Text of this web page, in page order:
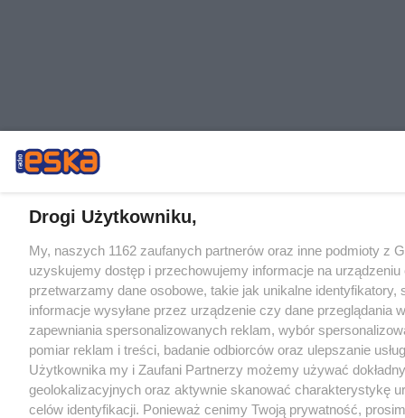
Drogi Użytkowniku,
My, naszych 1162 zaufanych partnerów oraz inne podmioty z
uzyskujemy dostęp i przechowujemy informacje na urządzeniu
przetwarzamy dane osobowe, takie jak unikalne identyfikatory,
informacje wysyłane przez urządzenie czy dane przeglądania
zapewniania spersonalizowanych reklam, wybór
pomiar reklam i treści, badanie odbiorców oraz ulepszanie
Użytkownika my i Zaufani Partnerzy możemy używać
geolokalizacyjnych oraz aktywnie skanować charakterystykę
celów identyfikacji. Ponieważ cenimy Twoją prywatność,